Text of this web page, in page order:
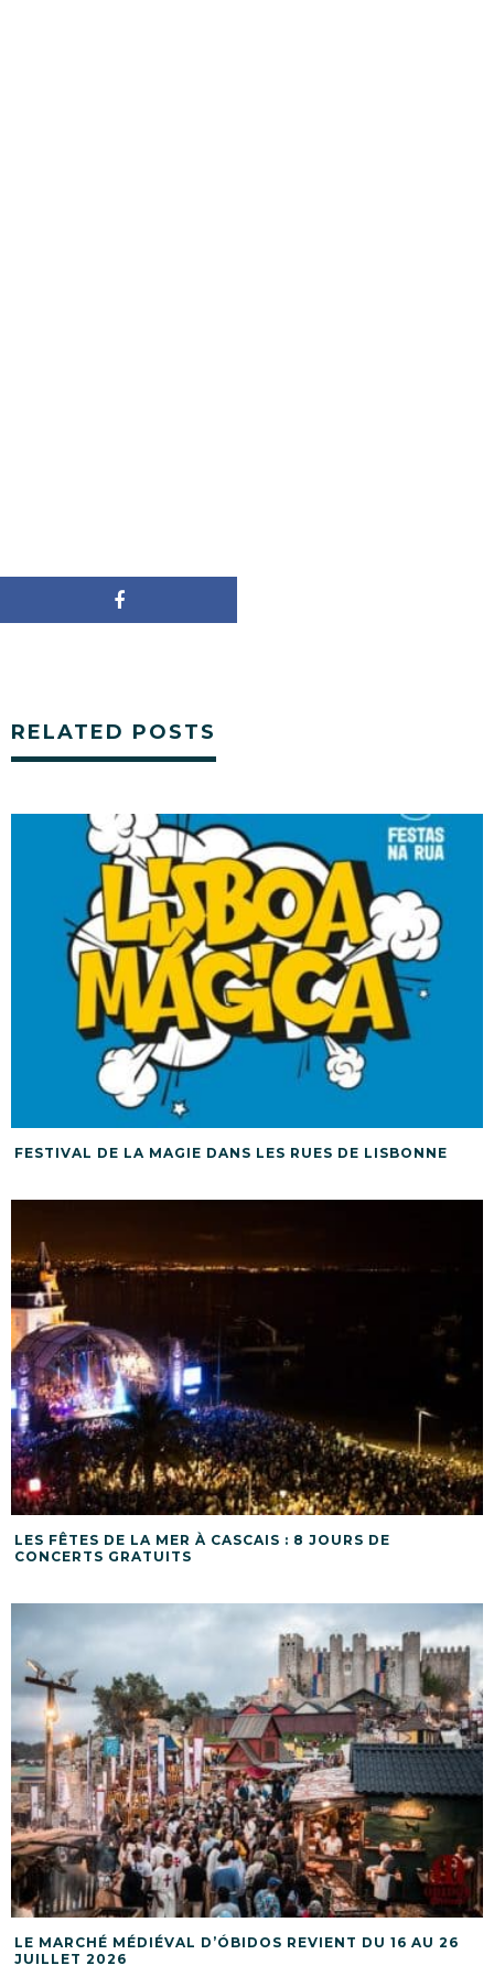
RELATED POSTS
FESTIVAL DE LA MAGIE DANS LES RUES DE LISBONNE
LES FÊTES DE LA MER À CASCAIS : 8 JOURS DE
CONCERTS GRATUITS
LE MARCHÉ MÉDIÉVAL D’ÓBIDOS REVIENT DU 16 AU 26
JUILLET 2026